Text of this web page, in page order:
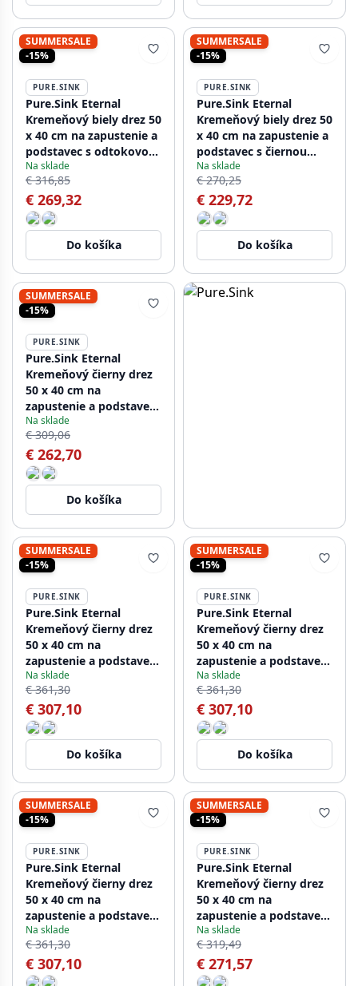
SUMMERSALE
-15%
PURE.SINK
Pure.Sink Eternal
Kremeňový biely drez 50
x 40 cm na zapustenie a
podstavec s odtokovou
zátkou v odtieni gun
metal
Na sklade
€ 316,85
€ 269,32
Do košíka
SUMMERSALE
-15%
PURE.SINK
Pure.Sink Eternal
Kremeňový biely drez 50
x 40 cm na zapustenie a
podstavec s čiernou
zátkou
Na sklade
€ 270,25
€ 229,72
Do košíka
SUMMERSALE
-15%
PURE.SINK
Pure.Sink Eternal
Kremeňový čierny drez
50 x 40 cm na
zapustenie a podstavec
s automatickou
nerezovou zátkou
Na sklade
€ 309,06
€ 262,70
Do košíka
SUMMERSALE
-15%
PURE.SINK
Pure.Sink Eternal
Kremeňový čierny drez
50 x 40 cm na
zapustenie a podstavec
s automatickou zlatou
zátkou
Na sklade
€ 361,30
€ 307,10
Do košíka
SUMMERSALE
-15%
PURE.SINK
Pure.Sink Eternal
Kremeňový čierny drez
50 x 40 cm na
zapustenie a podstavec
s automatickou
medenou zátkou
Na sklade
€ 361,30
€ 307,10
Do košíka
SUMMERSALE
-15%
PURE.SINK
Pure.Sink Eternal
Kremeňový čierny drez
50 x 40 cm na
zapustenie a podstavec
s automatickou zátkou
v odtieni gun metal
Na sklade
€ 361,30
€ 307,10
SUMMERSALE
-15%
PURE.SINK
Pure.Sink Eternal
Kremeňový čierny drez
50 x 40 cm na
zapustenie a podstavec
s automatickou bielou
zátkou
Na sklade
€ 319,49
€ 271,57